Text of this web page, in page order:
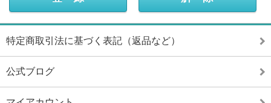
特定商取引法に基づく表記（返品など）
公式ブログ